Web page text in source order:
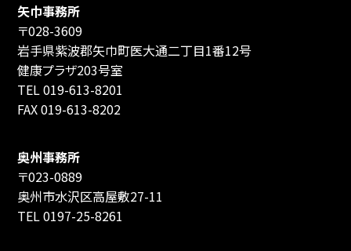
矢巾事務所
〒028-3609
岩手県紫波郡矢巾町医大通二丁目1番12号
健康プラザ203号室
TEL 019-613-8201
FAX 019-613-8202
奥州事務所
〒023-0889
奥州市水沢区高屋敷27-11
TEL 0197-25-8261